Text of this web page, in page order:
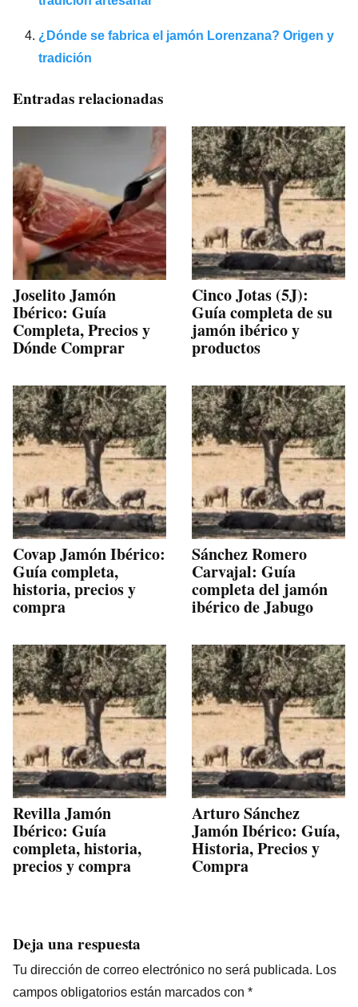
¿Dónde se fabrica el jamón Lorenzana? Origen y
tradición
Entradas relacionadas
Joselito Jamón
Ibérico: Guía
Completa, Precios y
Dónde Comprar
Cinco Jotas (5J):
Guía completa de su
jamón ibérico y
productos
Covap Jamón Ibérico:
Guía completa,
historia, precios y
compra
Sánchez Romero
Carvajal: Guía
completa del jamón
ibérico de Jabugo
Revilla Jamón
Ibérico: Guía
completa, historia,
precios y compra
Arturo Sánchez
Jamón Ibérico: Guía,
Historia, Precios y
Compra
Deja una respuesta
Tu dirección de correo electrónico no será publicada. Los
campos obligatorios están marcados con *